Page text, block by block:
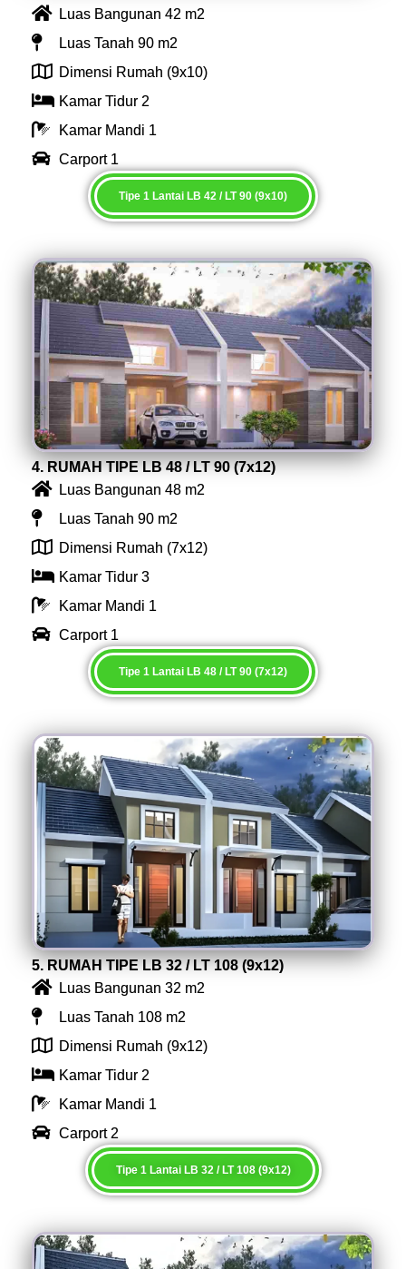
Luas Bangunan 42 m2
Luas Tanah 90 m2
Dimensi Rumah (9x10)
Kamar Tidur 2
Kamar Mandi 1
Carport 1
Tipe 1 Lantai LB 42 / LT 90 (9x10)
4. RUMAH TIPE LB 48 / LT 90 (7x12)
Luas Bangunan 48 m2
Luas Tanah 90 m2
Dimensi Rumah (7x12)
Kamar Tidur 3
Kamar Mandi 1
Carport 1
Tipe 1 Lantai LB 48 / LT 90 (7x12)
5. RUMAH TIPE LB 32 / LT 108 (9x12)
Luas Bangunan 32 m2
Luas Tanah 108 m2
Dimensi Rumah (9x12)
Kamar Tidur 2
Kamar Mandi 1
Carport 2
Tipe 1 Lantai LB 32 / LT 108 (9x12)